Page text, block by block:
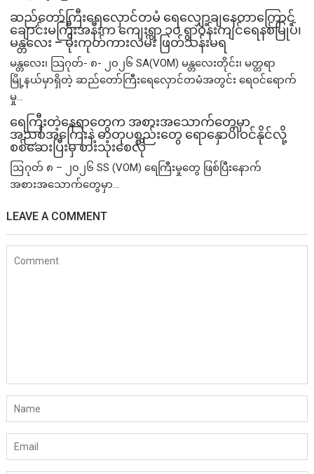
ဆည်တော်ကြီးရေလှောင်တမံ ရေလျှော့ချနေတာကြောင့်
ချောင်းမကြီးအနီးက ကျေးရွာ ၁၀ ရွာဝန်းကျင်ရေနစ်မြုပ်၊
မန္တလေး – မိုးကုတ်ကားလမ်း ဖြတ်သန်းမရ
မန္တလေး၊ သြဂုတ်- ၈- ၂၀၂၆ SA(VOM) မန္တလေးတိုင်း၊ မတ္တရာ
မြို့နယ်မှာရှိတဲ့ ဆည်တော်ကြီးရေလှောင်တမံအတွင်း ရေဝင်ရောက်
မှု...
ရေကြီးတဲ့​နေရာ​တွေက အစားအသောက်တွေမှာ
အညစ်အကြေးနဲ့ ဓာတုပစ္စည်းတွေ ရောနှောပါဝင်နိုင်လို့
စစ်ဆေးပြီးမှ စားသုံးစေလို
ဩဂုတ် ၈ – ၂၀၂၆ SS (VOM) ရေကြီးမှုတွေ ဖြစ်ပြီးနောက်
အစားအသောက်တွေမှာ...
LEAVE A COMMENT